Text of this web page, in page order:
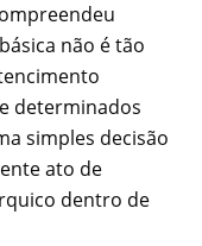
não é tão
determinados
simples decisão
ato de
dentro de